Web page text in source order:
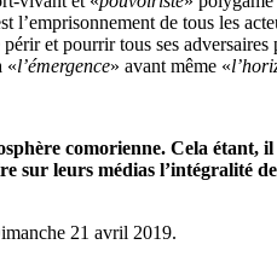
l’emprisonnement de tous les
et pourrir tous ses
«l’émergence» avant même «
comorienne. Cela étant,
sur leurs médias l’intégralité
21 avril 2019.